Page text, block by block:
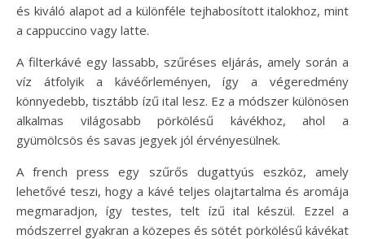
és kiváló alapot ad a különféle tejhabosított italokhoz, mint
a cappuccino vagy latte.
A filterkávé egy lassabb, szűréses eljárás, amely során a
víz átfolyik a kávéőrleményen, így a végeredmény
könnyedebb, tisztább ízű ital lesz. Ez a módszer különösen
alkalmas világosabb pörkölésű kávékhoz, ahol a
gyümölcsös és savas jegyek jól érvényesülnek.
A french press egy szűrős dugattyús eszköz, amely
lehetővé teszi, hogy a kávé teljes olajtartalma és aromája
megmaradjon, így testes, telt ízű ital készül. Ezzel a
módszerrel gyakran a közepes és sötét pörkölésű kávékat